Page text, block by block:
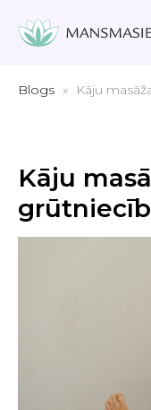
Blogs Kāju
Kāju